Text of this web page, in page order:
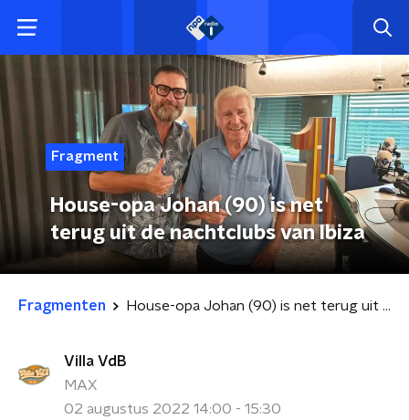
Fragment
House-opa Johan (90) is net
terug uit de nachtclubs van Ibiza
Fragmenten House-opa Johan (90) is net terug uit de nachtclubs van Ibiza
Villa VdB
MAX
02 augustus 2022 14:00 - 15:30